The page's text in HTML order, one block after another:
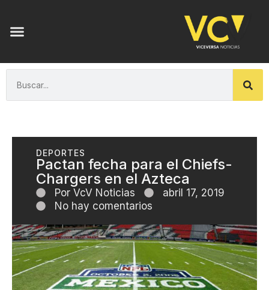
DEPORTES
Pactan fecha para el Chiefs-
Chargers en el Azteca
Por VcV Noticias
abril 17, 2019
No hay comentarios